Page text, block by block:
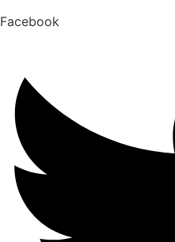
Facebook